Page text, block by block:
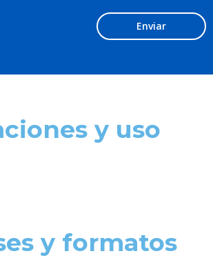
Enviar
y uso
y formatos